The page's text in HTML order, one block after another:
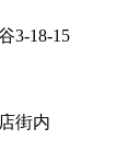
3-18-15
街内